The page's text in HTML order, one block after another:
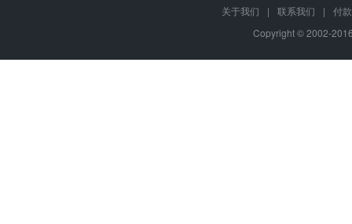
关于我们 | 联系我们 |
付
Copyright © 2002-